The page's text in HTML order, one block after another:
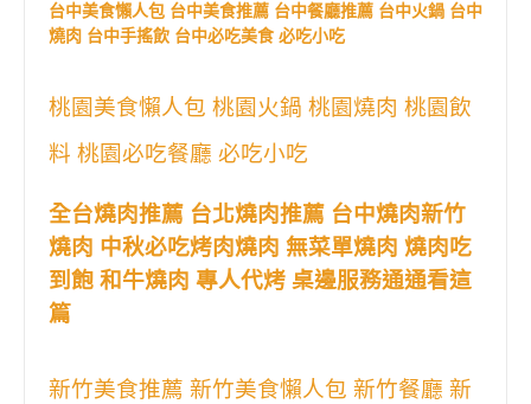
台中美食懶人包 台中美食推薦 台中餐廳推薦 台中火鍋 台中
燒肉 台中手搖飲 台中必吃美食 必吃小吃
桃園美食懶人包 桃園火鍋 桃園燒肉 桃園飲
料 桃園必吃餐廳 必吃小吃
全台燒肉推薦 台北燒肉推薦 台中燒肉新竹
燒肉 中秋必吃烤肉燒肉 無菜單燒肉 燒肉吃
到飽 和牛燒肉 專人代烤 桌邊服務通通看這
篇
新竹美食推薦 新竹美食懶人包 新竹餐廳 新